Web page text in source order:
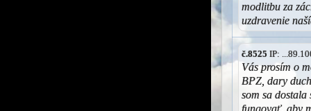
modlitbu za
uzdravenie
č.8525 IP:
Vás prosím o
BPZ, dary
som sa